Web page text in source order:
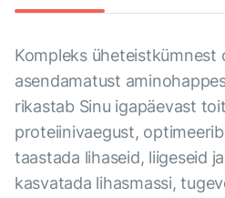
Kompleks üheteistkümnest
asendamatust
rikastab Sinu igapäevast
proteiinivaegust,
taastada lihaseid, liigeseid
kasvatada lihasmassi,